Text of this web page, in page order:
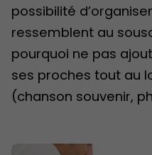
possibilité
ressemblent au
pourquoi ne pas
ses proches tout au
(chanson souvenir,